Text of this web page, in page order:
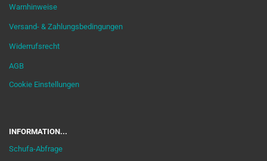
Warnhinweise
Versand- & Zahlungsbedingungen
Widerrufsrecht
AGB
Cookie Einstellungen
INFORMATION...
Schufa-Abfrage